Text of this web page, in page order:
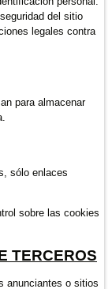
del sitio
legales contra
para almacenar
sólo enlaces
sobre las cookies
TERCEROS
anunciantes o sitios